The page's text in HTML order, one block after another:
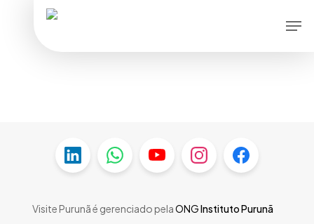
Visite Purunã é gerenciado pelaONGInstituto Purunã